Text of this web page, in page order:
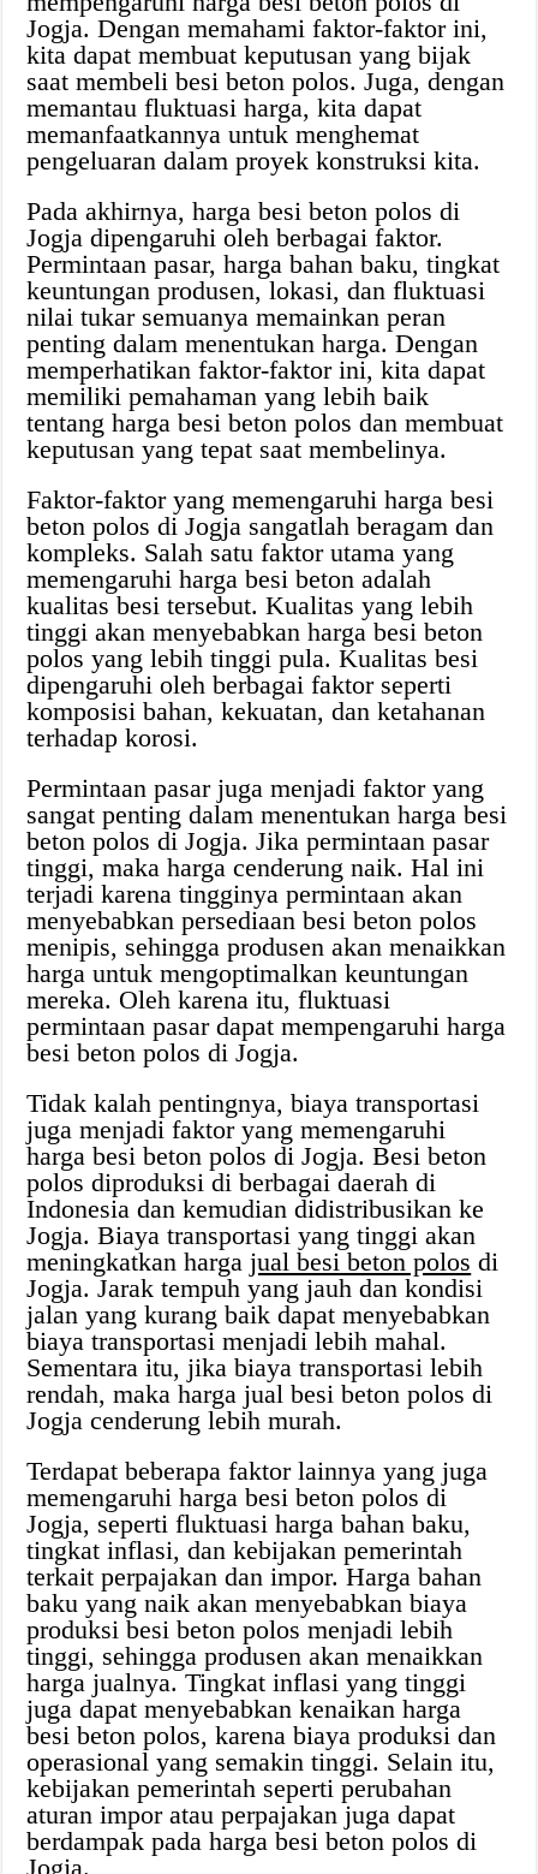
Jogja. Dengan memahami faktor-faktor ini,
kita dapat membuat keputusan yang bijak
saat membeli besi beton polos. Juga, dengan
memantau fluktuasi harga, kita dapat
memanfaatkannya untuk menghemat
pengeluaran dalam proyek konstruksi kita.
Pada akhirnya, harga besi beton polos di
Jogja dipengaruhi oleh berbagai faktor.
Permintaan pasar, harga bahan baku, tingkat
keuntungan produsen, lokasi, dan fluktuasi
nilai tukar semuanya memainkan peran
penting dalam menentukan harga. Dengan
memperhatikan faktor-faktor ini, kita dapat
memiliki pemahaman yang lebih baik
tentang harga besi beton polos dan membuat
keputusan yang tepat saat membelinya.
Faktor-faktor yang memengaruhi harga besi
beton polos di Jogja sangatlah beragam dan
kompleks. Salah satu faktor utama yang
memengaruhi harga besi beton adalah
kualitas besi tersebut. Kualitas yang lebih
tinggi akan menyebabkan harga besi beton
polos yang lebih tinggi pula. Kualitas besi
dipengaruhi oleh berbagai faktor seperti
komposisi bahan, kekuatan, dan ketahanan
terhadap korosi.
Permintaan pasar juga menjadi faktor yang
sangat penting dalam menentukan harga besi
beton polos di Jogja. Jika permintaan pasar
tinggi, maka harga cenderung naik. Hal ini
terjadi karena tingginya permintaan akan
menyebabkan persediaan besi beton polos
menipis, sehingga produsen akan menaikkan
harga untuk mengoptimalkan keuntungan
mereka. Oleh karena itu, fluktuasi
permintaan pasar dapat mempengaruhi harga
besi beton polos di Jogja.
Tidak kalah pentingnya, biaya transportasi
juga menjadi faktor yang memengaruhi
harga besi beton polos di Jogja. Besi beton
polos diproduksi di berbagai daerah di
Indonesia dan kemudian didistribusikan ke
Jogja. Biaya transportasi yang tinggi akan
meningkatkan hargajual besi beton polos di
Jogja. Jarak tempuh yang jauh dan kondisi
jalan yang kurang baik dapat menyebabkan
biaya transportasi menjadi lebih mahal.
Sementara itu, jika biaya transportasi lebih
rendah, maka harga jual besi beton polos di
Jogja cenderung lebih murah.
Terdapat beberapa faktor lainnya yang juga
memengaruhi harga besi beton polos di
Jogja, seperti fluktuasi harga bahan baku,
tingkat inflasi, dan kebijakan pemerintah
terkait perpajakan dan impor. Harga bahan
baku yang naik akan menyebabkan biaya
produksi besi beton polos menjadi lebih
tinggi, sehingga produsen akan menaikkan
harga jualnya. Tingkat inflasi yang tinggi
juga dapat menyebabkan kenaikan harga
besi beton polos, karena biaya produksi dan
operasional yang semakin tinggi. Selain itu,
kebijakan pemerintah seperti perubahan
aturan impor atau perpajakan juga dapat
berdampak pada harga besi beton polos di
Jogja.